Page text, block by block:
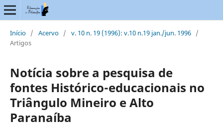
Início / Acervo / v. 10 n. 19 (1996): v.10 n.19 jan./jun. 1996 /
Artigos
Notícia sobre a pesquisa de
fontes Histórico-educacionais no
Triângulo Mineiro e Alto
Paranaíba